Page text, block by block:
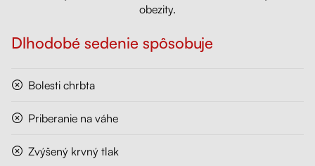
obezity.
Dlhodobé sedenie spôsobuje
Bolesti chrbta
Priberanie na váhe
Zvýšený krvný tlak